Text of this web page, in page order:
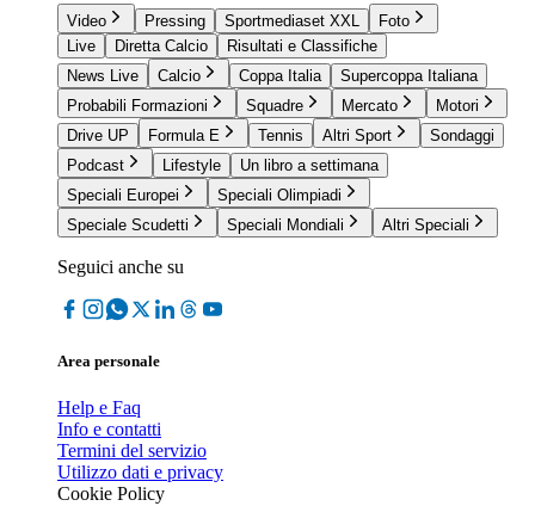
Video Pressing Sportmediaset XXL
Foto
Live
Diretta Calcio
Risultati e Classifiche
News Live
Calcio Coppa Italia
Supercoppa Italiana
Probabili Formazioni
Squadre Mercato
Motori
Drive UP
Formula E Tennis Altri Sport
Sondaggi
Podcast
Lifestyle
Un libro a settimana
Speciali Europei
Speciali Olimpiadi
Speciale Scudetti
Speciali Mondiali Altri Speciali
Seguici anche su
Area personale
Help e Faq
Info e contatti
Termini del servizio
Utilizzo dati e privacy
Cookie Policy